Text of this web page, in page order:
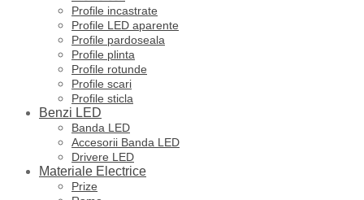
Profile incastrate
Profile LED aparente
Profile pardoseala
Profile plinta
Profile rotunde
Profile scari
Profile sticla
Benzi LED
Banda LED
Accesorii Banda LED
Drivere LED
Materiale Electrice
Prize